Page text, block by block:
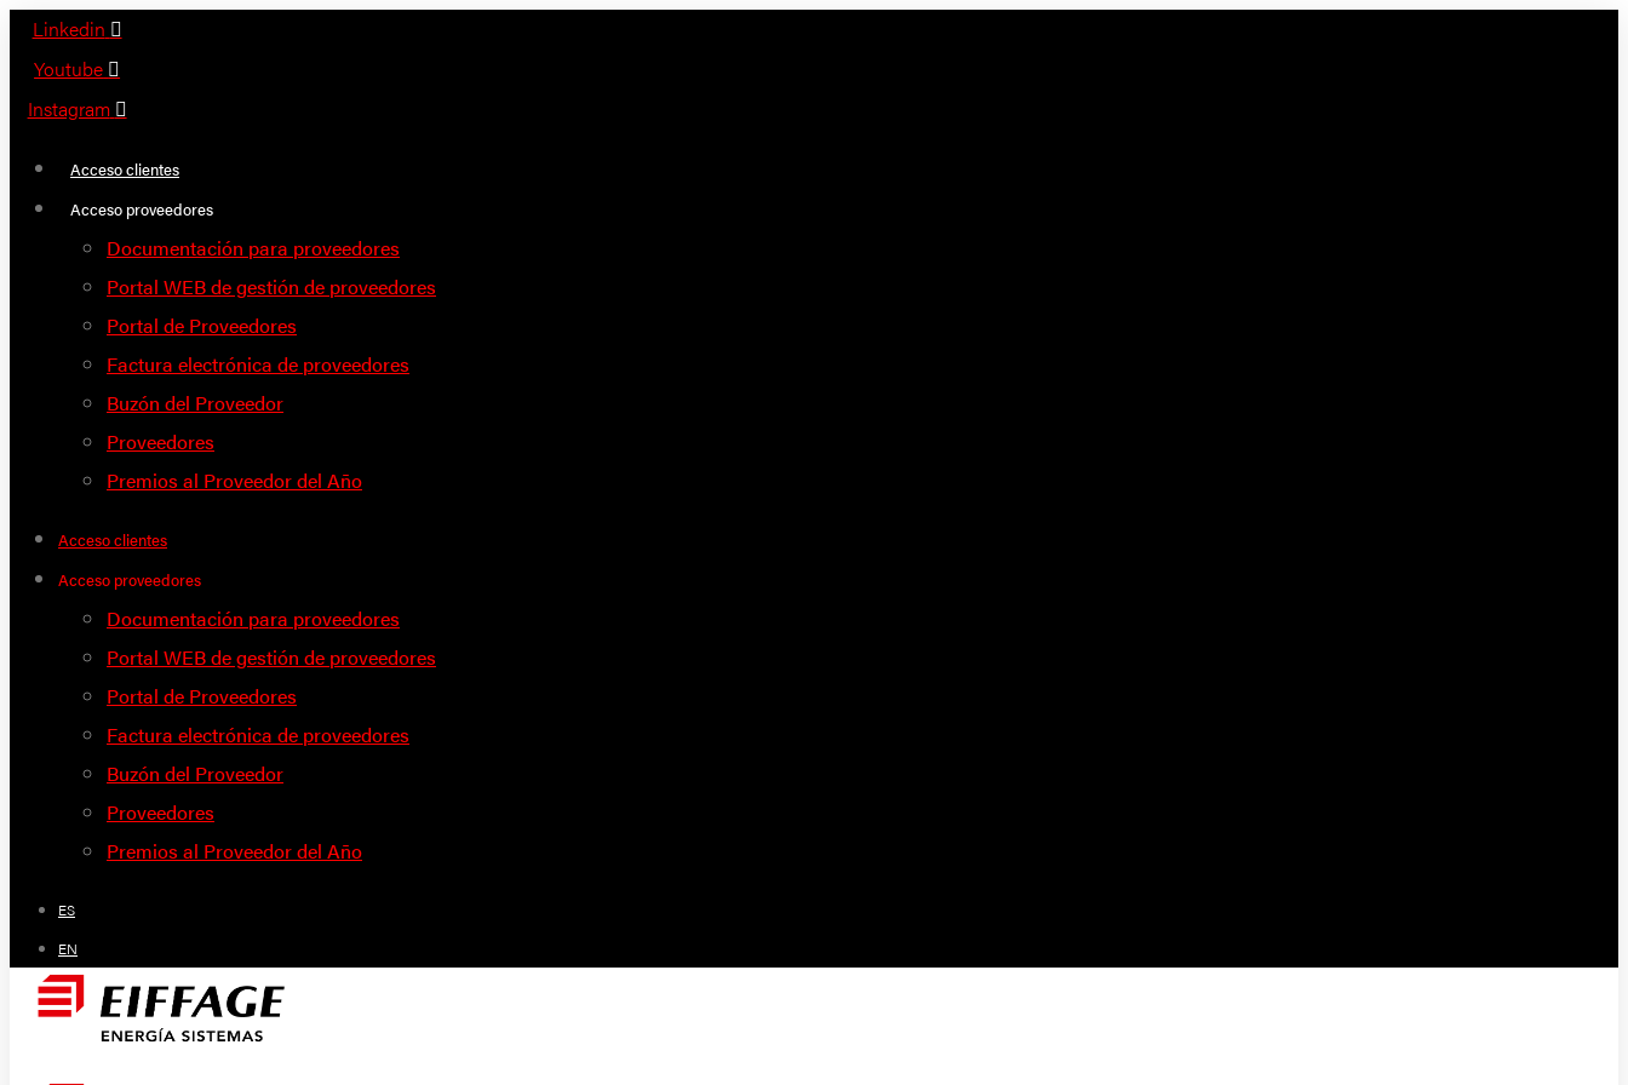
Saltar
contenido
Linkedin
Youtube
Instagram
Acceso clientes
Acceso proveedores
Documentación para proveedores
Portal WEB de gestión de proveedores
Portal de Proveedores
Factura electrónica de proveedores
Buzón del Proveedor
Proveedores
Premios al Proveedor del Año
Acceso clientes
Acceso proveedores
Documentación para proveedores
Portal WEB de gestión de proveedores
Portal de Proveedores
Factura electrónica de proveedores
Buzón del Proveedor
Proveedores
Premios al Proveedor del Año
ES
EN